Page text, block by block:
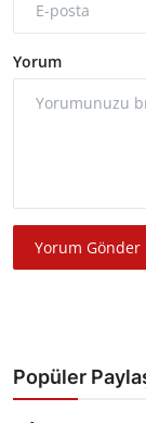
Yorum
Yorum Gönder
Popüler